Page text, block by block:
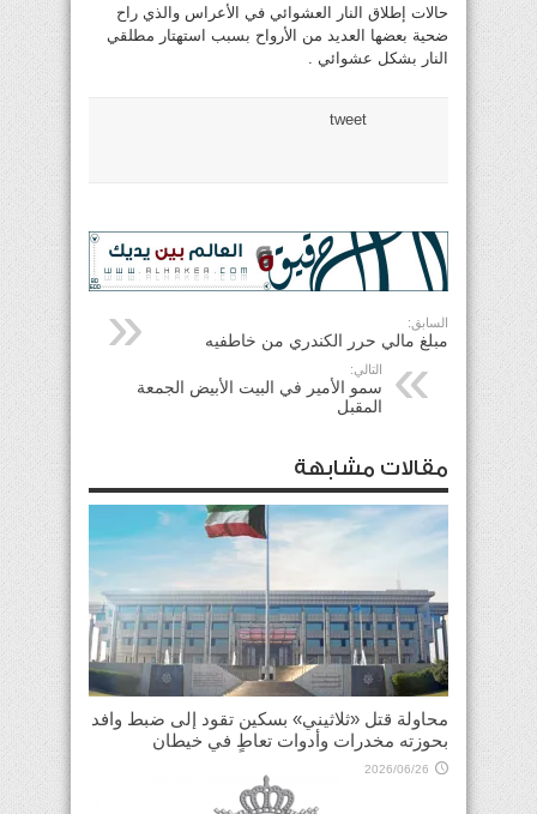
حالات إطلاق النار العشوائي في الأعراس والذي راح
ضحية بعضها العديد من الأرواح بسبب استهتار مطلقي
النار بشكل عشوائي .
tweet
السابق:
مبلغ مالي حرر الكندري من خاطفيه
التالي:
سمو الأمير في البيت الأبيض الجمعة
المقبل
مقالات مشابهة
محاولة قتل «ثلاثيني» بسكين تقود إلى ضبط وافد
بحوزته مخدرات وأدوات تعاطٍ في خيطان
2026/06/26